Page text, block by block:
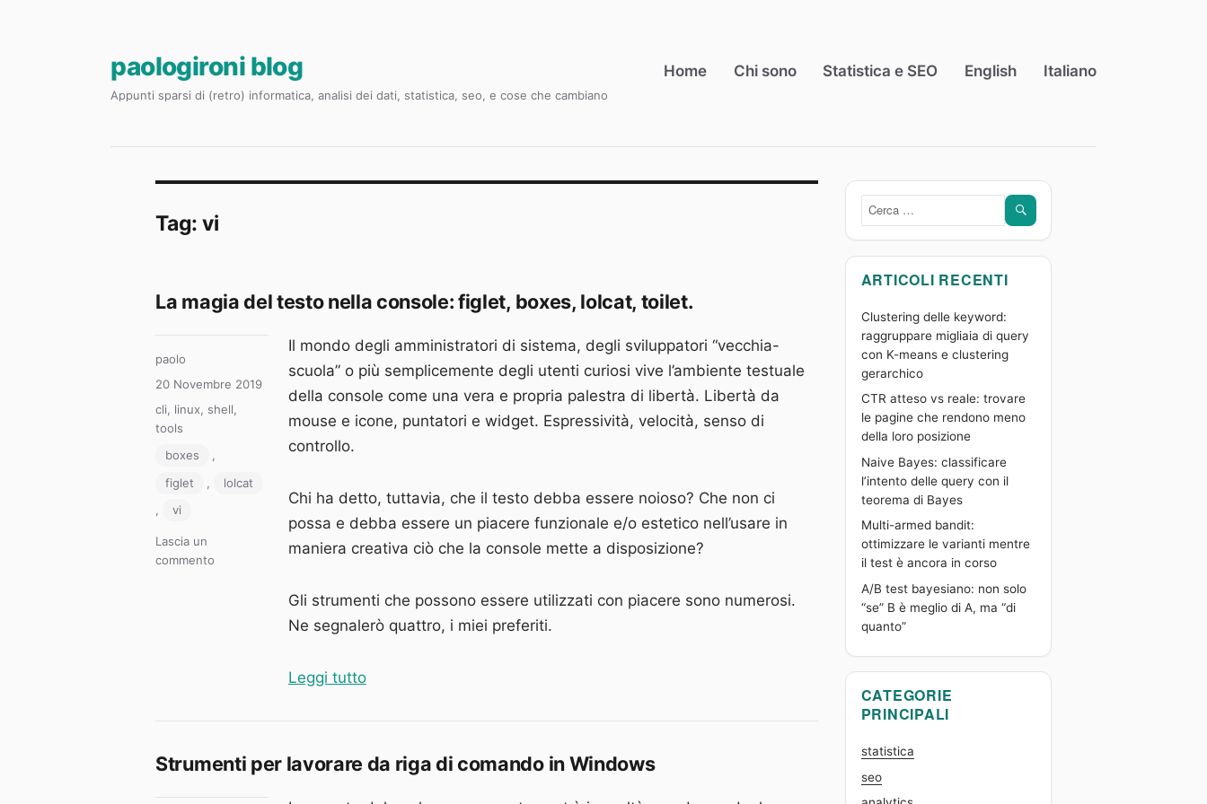
paologironi blog
Appunti sparsi di (retro) informatica, analisi dei dati, statistica, seo, e cose che cambiano
Home Chi sono Statistica e SEO English Italiano
Tag: vi
La magia del testo nella console: figlet, boxes, lolcat, toilet.
Il mondo degli amministratori di sistema, degli sviluppatori “vecchia-
scuola” o più semplicemente degli utenti curiosi vive l’ambiente testuale
della console come una vera e propria palestra di libertà. Libertà da
mouse e icone, puntatori e widget. Espressività, velocità, senso di
controllo.
Chi ha detto, tuttavia, che il testo debba essere noioso? Che non ci
possa e debba essere un piacere funzionale e/o estetico nell’usare in
maniera creativa ciò che la console mette a disposizione?
Gli strumenti che possono essere utilizzati con piacere sono numerosi.
Ne segnalerò quattro, i miei preferiti.
Leggi tutto“La magia del testo nella console: figlet, boxes, lolcat, toilet.”
Autore
paolo
Pubblicato
20 Novembre 2019
Categorie
cli, linux, shell,
tools
Tag
boxes
,
figlet
,
lolcat
,
vi
Lascia un
commento
Strumenti per lavorare da riga di comando in Windows
Cerca: CERCA
ARTICOLI RECENTI
Clustering delle keyword:
raggruppare migliaia di query
con K-means e clustering
gerarchico
CTR atteso vs reale: trovare
le pagine che rendono meno
della loro posizione
Naive Bayes: classificare
l’intento delle query con il
teorema di Bayes
Multi-armed bandit:
ottimizzare le varianti mentre
il test è ancora in corso
A/B test bayesiano: non solo
“se” B è meglio di A, ma “di
quanto”
CATEGORIE
PRINCIPALI
statistica
seo